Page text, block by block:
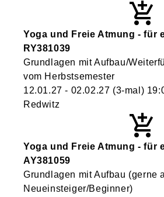
Yoga und Freie Atmung - für
RY381039
Grundlagen mit Aufbau/
vom Herbstsemester
12.01.27 - 02.02.27 (3-mal)
Redwitz
Yoga und Freie Atmung - für
AY381059
Grundlagen mit Aufbau (gerne
Neueinsteiger/Beginner)